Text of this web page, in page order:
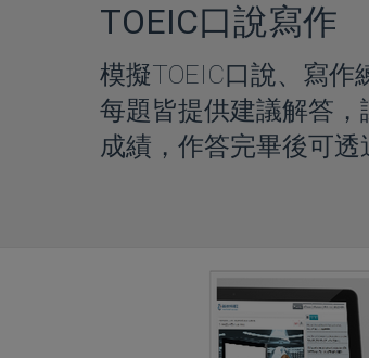
TOEIC口說寫作
模擬TOEIC口說、寫作
每題皆提供建議解答
成績，作答完畢後可透